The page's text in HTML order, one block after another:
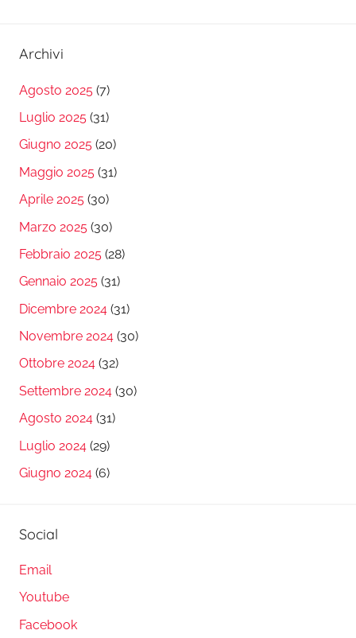
Archivi
Agosto 2025 (7)
Luglio 2025 (31)
Giugno 2025 (20)
Maggio 2025 (31)
Aprile 2025 (30)
Marzo 2025 (30)
Febbraio 2025 (28)
Gennaio 2025 (31)
Dicembre 2024 (31)
Novembre 2024 (30)
Ottobre 2024 (32)
Settembre 2024 (30)
Agosto 2024 (31)
Luglio 2024 (29)
Giugno 2024 (6)
Social
Email
Youtube
Facebook